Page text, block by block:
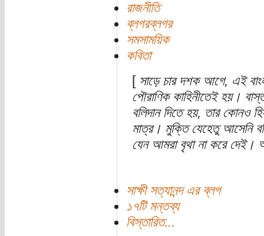
রাজনীতি
ব্লগরব্লগর
সমসাময়িক
কবিতা
[ সাড়ে চার দশক আগে, এই
পৌরাণিক কাহিনীতেই হয়।
বলিদান দিতে হয়, তার কোনও
মাত্র। মুক্তি যেহেতু আসেনি
যেন আমরা বৃথা না করে দেই।
সাক্ষী সত্যানন্দ এর ব্লগ
১৭টি মন্তব্য
বিস্তারিত...